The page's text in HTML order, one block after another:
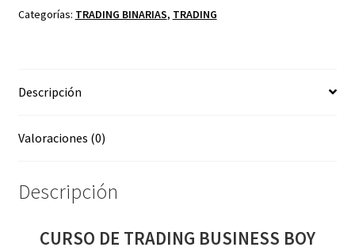
BOY
Categorías: TRADING BINARIAS, TRADING
Descripción
Valoraciones (0)
Descripción
CURSO DE TRADING BUSINESS BOY